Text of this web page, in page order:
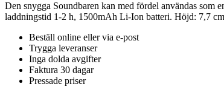
Den snygga Soundbaren kan med fördel användas
laddningstid 1-2 h, 1500mAh Li-Ion batteri. Höjd: 7,7
Beställ online eller via e-post
Trygga leveranser
Inga dolda avgifter
Faktura 30 dagar
Pressade priser